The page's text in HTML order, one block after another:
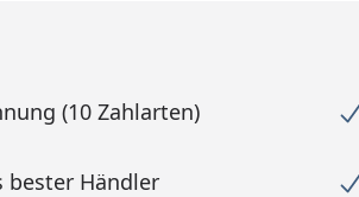
(10 Zahlarten)
bester Händler